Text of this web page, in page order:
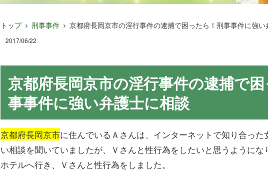
トップ 刑事事件 京都府長岡京市の淫行事件の逮捕で困ったら！刑事事件に強い
2017/06/22
京都府長岡京市の淫行事件の逮捕で
事事件に強い弁護士に相談
京都府長岡京市に住んでいるＡさんは、インターネットで知り合った
い相談を聞いていましたが、Ｖさんと性行為をしたいと思うようにな
ホテルへ行き、Ｖさんと性行為をしました。